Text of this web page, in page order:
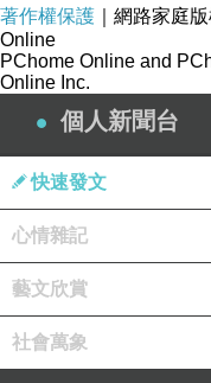
著作權保護 ｜網路家庭
Online
PChome Online and
Online Inc.
個人新聞台
快速發文
心情雜記
藝文欣賞
社會萬象